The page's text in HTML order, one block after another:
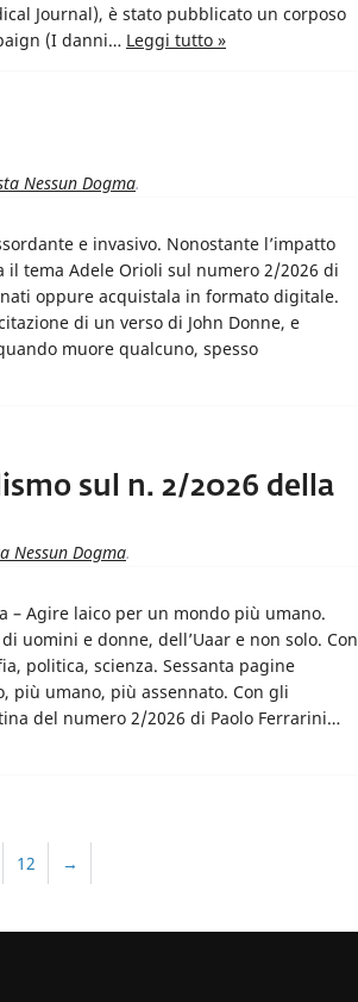
Journal), è stato pubblicato un corposo
(I danni… Leggi tutto »
Nessun Dogma.
e invasivo. Nonostante l’impatto
tema Adele Orioli sul numero 2/2026 di
oppure acquistala in formato digitale.
di un verso di John Donne, e
muore qualcuno, spesso
sul n. 2/2026 della
Nessun Dogma.
– Agire laico per un mondo più umano.
uomini e donne, dell’Uaar e non solo. Con
politica, scienza. Sessanta pagine
più umano, più assennato. Con gli
del numero 2/2026 di Paolo Ferrarini…
12 →